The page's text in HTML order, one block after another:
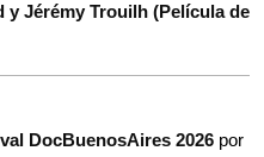
y Jérémy Trouilh (Película de
DocBuenosAires 2026 por